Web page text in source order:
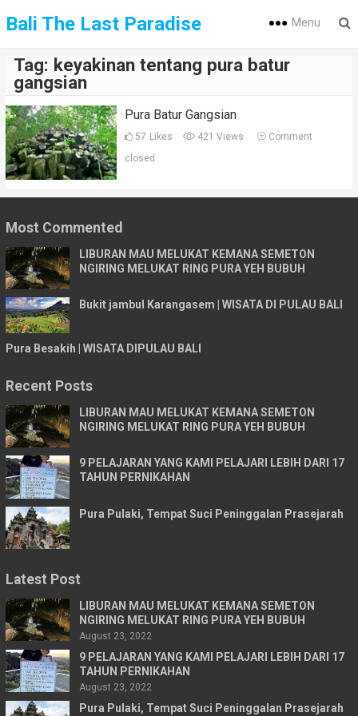
Bali The Last Paradise Menu
Tag: keyakinan tentang pura batur
gangsian
Pura Batur Gangsian
57 Likes 421 Views
Comment
closed
Most Commented
LIBURAN MAU MELUKAT KEMANA SEMETON
NGIRING MELUKAT RING PURA YEH BUBUH
Bukit jambul Karangasem | WISATA DI PULAU BALI
Pura Besakih | WISATA DIPULAU BALI
Recent Posts
LIBURAN MAU MELUKAT KEMANA SEMETON
NGIRING MELUKAT RING PURA YEH BUBUH
9 PELAJARAN YANG KAMI PELAJARI LEBIH DARI 17
TAHUN PERNIKAHAN
Pura Pulaki, Tempat Suci Peninggalan Prasejarah
Latest Post
LIBURAN MAU MELUKAT KEMANA SEMETON
NGIRING MELUKAT RING PURA YEH BUBUH
August 23, 2022
9 PELAJARAN YANG KAMI PELAJARI LEBIH DARI 17
TAHUN PERNIKAHAN
August 23, 2022
Pura Pulaki, Tempat Suci Peninggalan Prasejarah